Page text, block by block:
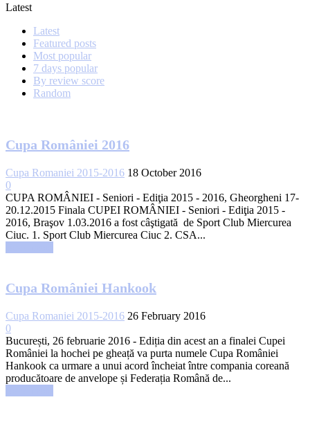
Latest
Latest
Featured posts
Most popular
7 days popular
By review score
Random
Cupa României 2016
Cupa Romaniei 2015-2016 18 October 2016
0
CUPA ROMÂNIEI - Seniori - Ediţia 2015 - 2016, Gheorgheni 17-
20.12.2015 Finala CUPEI ROMÂNIEI - Seniori - Ediţia 2015 -
2016, Braşov 1.03.2016 a fost câştigată de Sport Club Miercurea
Ciuc. 1. Sport Club Miercurea Ciuc 2. CSA...
Cupa României Hankook
Cupa Romaniei 2015-2016 26 February 2016
0
București, 26 februarie 2016 - Ediția din acest an a finalei Cupei
României la hochei pe gheață va purta numele Cupa României
Hankook ca urmare a unui acord încheiat între compania coreană
producătoare de anvelope și Federația Română de...